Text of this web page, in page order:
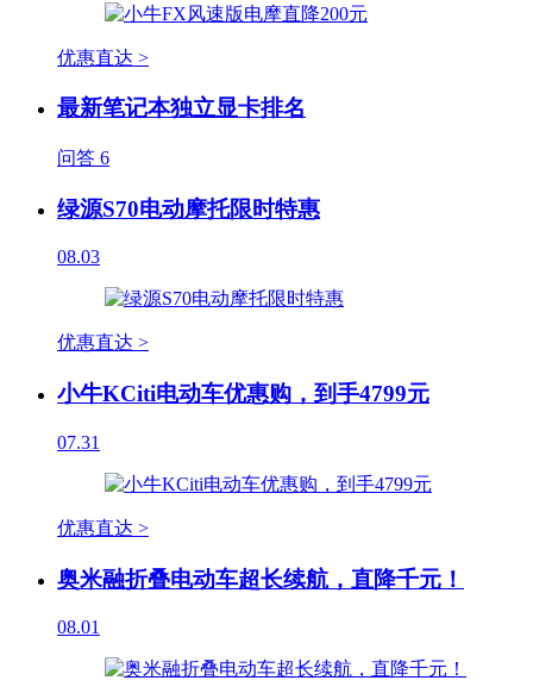
优惠直达 >
最新笔记本独立显卡排名
问答 6
绿源S70电动摩托限时特惠
08.03
优惠直达 >
小牛KCiti电动车优惠购，到手4799元
07.31
优惠直达 >
奥米融折叠电动车超长续航，直降千元！
08.01